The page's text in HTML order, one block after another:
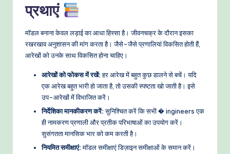
प्रथाएं
मॉडल बनाना केवल लड़ाई का आधा हिस्सा है। जीवनचक्र के दौरान इसका
रखरखाव अनुशासन की मांग करता है। जैसे-जैसे प्रणालियां विकसित होती हैं,
आरेखों को उनके साथ विकसित होना चाहिए।
आरेखों को फोकस में रखें:हर आरेख में बहुत कुछ डालने से बचें। यदि
एक आरेख बहुत भारी हो जाता है, तो उसकी स्पष्टता खो जाती है। इसे
उप-आरेखों में विभाजित करें।
निर्देशिका मानकीकरण करें:सुनिश्चित करें कि सभी � ingineers एक
ही नामकरण प्रणाली और प्रतीक परिभाषाओं का उपयोग करें।
सुसंगतता मानसिक भार को कम करती है।
नियमित समीक्षाएं:मॉडल समीक्षाएं डिज़ाइन समीक्षाओं के समान करें।